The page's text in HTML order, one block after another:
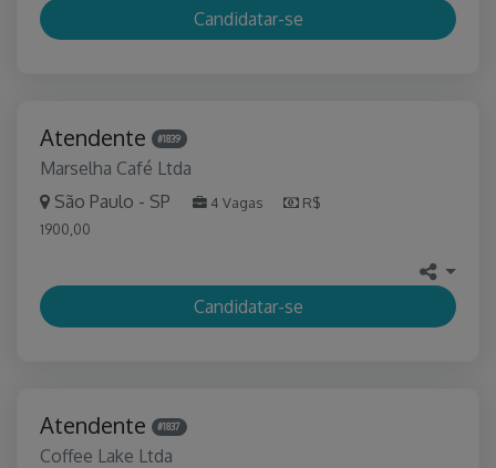
Candidatar-se
Atendente #1839
Marselha Café Ltda
São Paulo - SP
4 Vagas
R$
1900,00
Candidatar-se
Atendente #1837
Coffee Lake Ltda